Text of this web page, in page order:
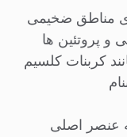
مناطق ضخیمی
و پروتئین ها
کربنات کلسیم
عنصر اصلی